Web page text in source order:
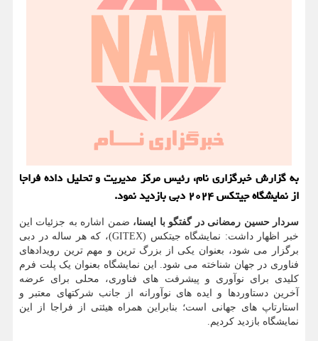
به گزارش خبرگزاری نام، رئیس مرکز مدیریت و تحلیل داده فراجا
از نمایشگاه جیتکس ۲۰۲۴ دبی بازدید نمود.
سردار حسین رمضانی در گفتگو با ایسنا، ضمن اشاره به جزئیات این
خبر اظهار داشت: نمایشگاه جیتکس (GITEX)، که هر ساله در دبی
برگزار می شود، بعنوان یکی از بزرگ ترین و مهم ترین رویدادهای
فناوری در جهان شناخته می شود. این نمایشگاه بعنوان یک پلت فرم
کلیدی برای نوآوری و پیشرفت های فناوری، محلی برای عرضه
آخرین دستاوردها و ایده های نوآورانه از جانب شرکتهای معتبر و
استارتاپ های جهانی است؛ بنابراین همراه هیئتی از فراجا از این
نمایشگاه بازدید کردیم.